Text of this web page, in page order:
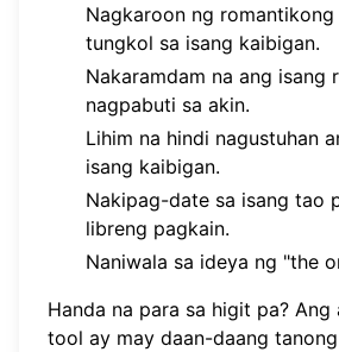
Nagkaroon ng romantikong
tungkol sa isang kaibigan.
Nakaramdam na ang isang
nagpabuti sa akin.
Lihim na hindi nagustuhan
isang kaibigan.
Nakipag-date sa isang tao
libreng pagkain.
Naniwala sa ideya ng "the
Handa na para sa higit pa? Ang
tool ay may daan-daang